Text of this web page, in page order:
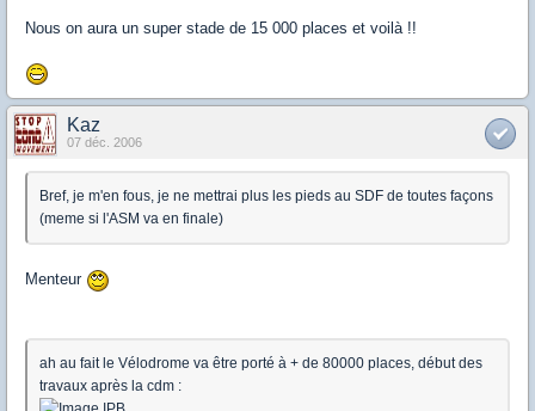
Nous on aura un super stade de 15 000 places et voilà !!
Kaz
07 déc. 2006
Bref, je m'en fous, je ne mettrai plus les pieds au SDF de toutes façons
(meme si l'ASM va en finale)
Menteur
ah au fait le Vélodrome va être porté à + de 80000 places, début des
travaux après la cdm :